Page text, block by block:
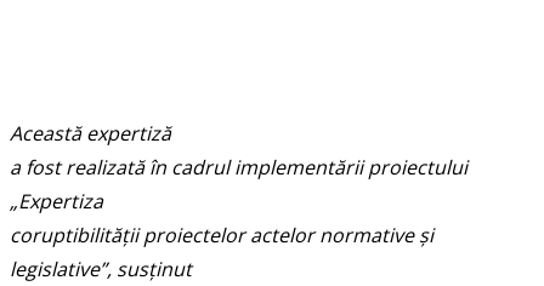
Această expertiză
a fost realizată în cadrul implementării proiectului
„Expertiza
coruptibilității proiectelor actelor normative și
legislative”, susținut